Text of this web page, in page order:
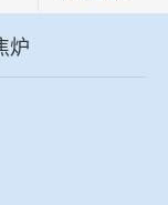
炉